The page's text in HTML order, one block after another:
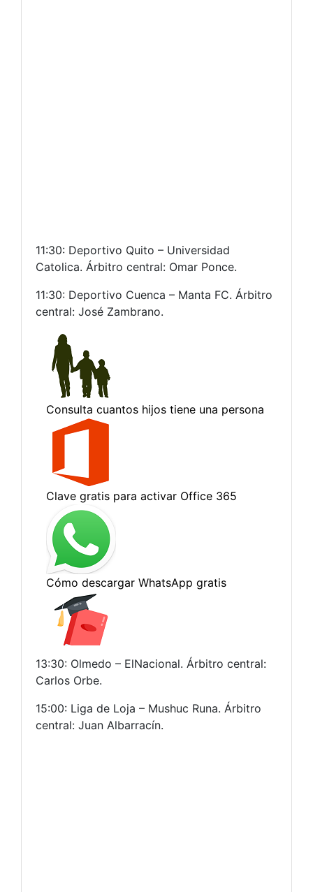
11:30: Deportivo Quito – Universidad
Catolica. Árbitro central: Omar Ponce.
11:30: Deportivo Cuenca – Manta FC. Árbitro
central: José Zambrano.
13:30: Olmedo – ElNacional. Árbitro central:
Carlos Orbe.
15:00: Liga de Loja – Mushuc Runa. Árbitro
central: Juan Albarracín.